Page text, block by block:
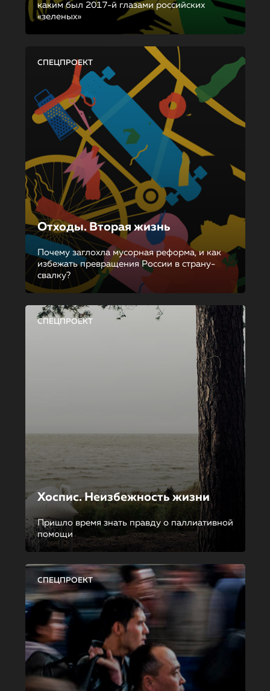
каким был 2017-й глазами российских
«зеленых»
СПЕЦПРОЕКТ
Отходы. Вторая жизнь
Почему заглохла мусорная реформа, и как
избежать превращения России в страну-
свалку?
СПЕЦПРОЕКТ
Хоспис. Неизбежность жизни
Пришло время знать правду о паллиативной
помощи
СПЕЦПРОЕКТ